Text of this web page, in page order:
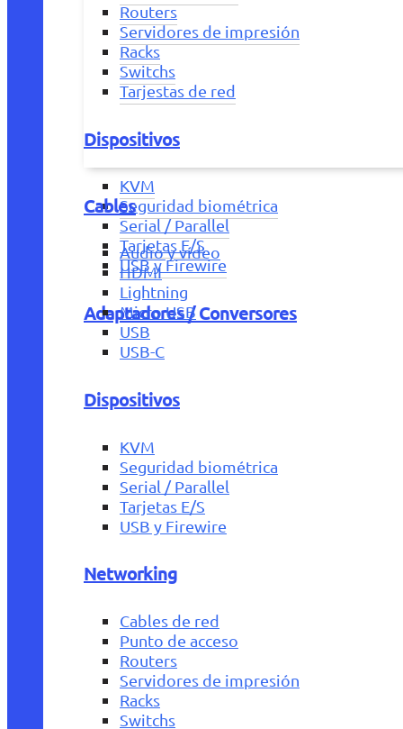
Routers
Servidores de impresión
Racks
Switchs
Tarjestas de red
Dispositivos
KVM
Seguridad biométrica
Serial / Parallel
Tarjetas E/S
USB y Firewire
Adaptadores / Conversores
Cables
Audio y vídeo
HDMI
Lightning
Micro USB
USB
USB-C
Dispositivos
KVM
Seguridad biométrica
Serial / Parallel
Tarjetas E/S
USB y Firewire
Networking
Cables de red
Punto de acceso
Routers
Servidores de impresión
Racks
Switchs